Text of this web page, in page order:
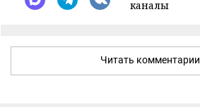
каналы
Читать комментарии